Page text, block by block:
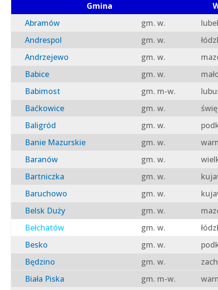
Gmina
Abramów
gm. w.
Andrespol
gm. w.
Andrzejewo
gm. w.
Babice
gm. w.
Babimost
gm. m-w.
Baćkowice
gm. w.
Baligród
gm. w.
Banie Mazurskie
gm. w.
Baranów
gm. w.
Bartniczka
gm. w.
Baruchowo
gm. w.
Belsk Duży
gm. w.
Bełchatów
gm. w.
Besko
gm. w.
Będzino
gm. w.
Biała Piska
gm. m-w.